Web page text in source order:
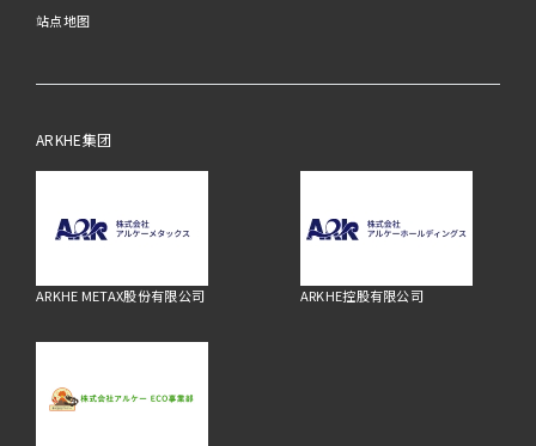
站点地图
ARKHE集团
ARKHE METAX股份有限公司 ARKHE控股有限公司